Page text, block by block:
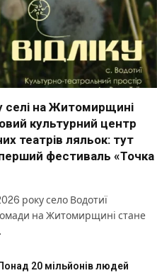
селі на Житомирщині
культурний центр
театрів ляльок: тут
фестиваль «Точка
року село Водотиї
на Житомирщині стане
20 мільйонів людей